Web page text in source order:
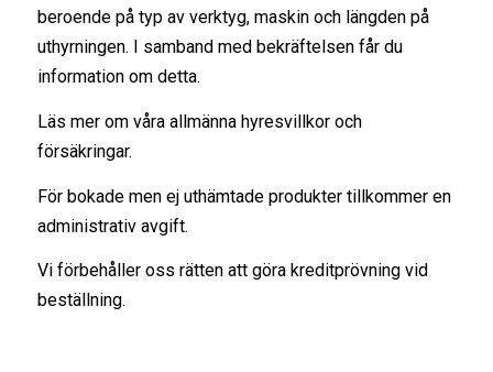
beroende på typ av verktyg, maskin och längden på
uthyrningen. I samband med bekräftelsen får du
information om detta.
Läs mer om våra allmänna hyresvillkoroch
försäkringar.
För bokade men ej uthämtade produkter tillkommer en
administrativ avgift.
Vi förbehåller oss rätten att göra kreditprövning vid
beställning.